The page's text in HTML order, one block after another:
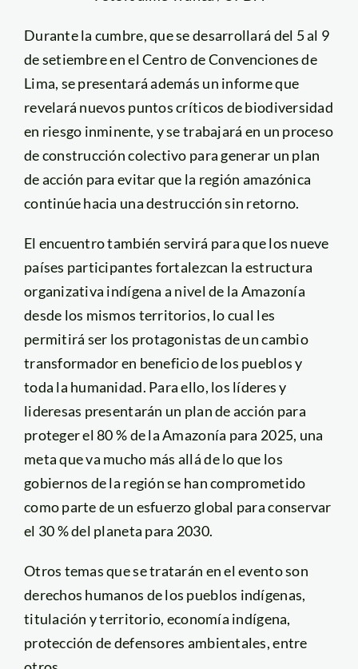
Durante la cumbre, que se desarrollará del 5 al 9
de setiembre en el Centro de Convenciones de
Lima, se presentará además un informe que
revelará nuevos puntos críticos de biodiversidad
en riesgo inminente, y se trabajará en un proceso
de construcción colectivo para generar un plan
de acción para evitar que la región amazónica
continúe hacia una destrucción sin retorno.
El encuentro también servirá para que los nueve
países participantes fortalezcan la estructura
organizativa indígena a nivel de la Amazonía
desde los mismos territorios, lo cual les
permitirá ser los protagonistas de un cambio
transformador en beneficio de los pueblos y
toda la humanidad. Para ello, los líderes y
lideresas presentarán un plan de acción para
proteger el 80 % de la Amazonía para 2025, una
meta que va mucho más allá de lo que los
gobiernos de la región se han comprometido
como parte de un esfuerzo global para conservar
el 30 % del planeta para 2030.
Otros temas que se tratarán en el evento son
derechos humanos de los pueblos indígenas,
titulación y territorio, economía indígena,
protección de defensores ambientales, entre